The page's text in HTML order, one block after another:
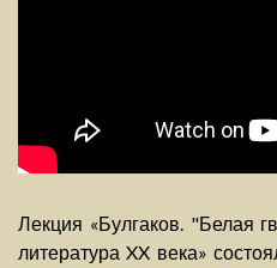
Лекция «Булгаков. "Белая
литература XX века»